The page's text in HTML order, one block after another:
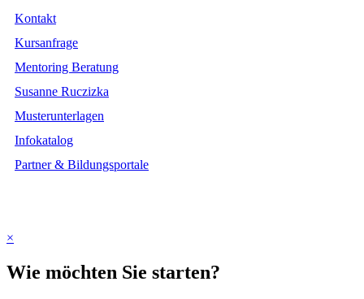
Kontakt
Kursanfrage
Mentoring Beratung
Susanne Ruczizka
Musterunterlagen
Infokatalog
Partner & Bildungsportale
×
Wie möchten Sie starten?